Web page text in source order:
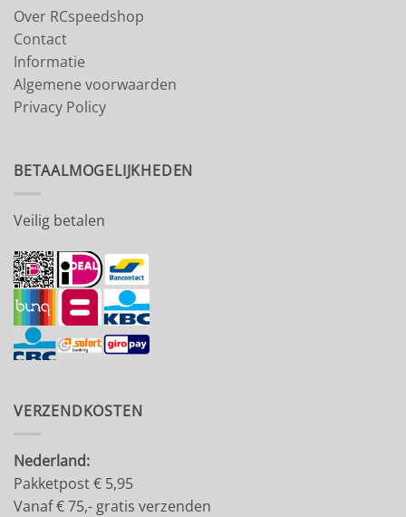
Over RCspeedshop
Contact
Informatie
Algemene voorwaarden
Privacy Policy
BETAALMOGELIJKHEDEN
Veilig betalen
VERZENDKOSTEN
Nederland:
Pakketpost € 5,95
Vanaf € 75,- gratis verzenden